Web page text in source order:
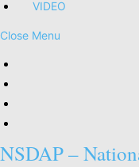
VIDEO
Close Menu
NSDAP –